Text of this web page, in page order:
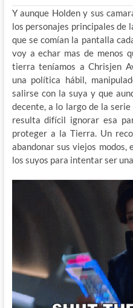
Y aunque Holden y sus
los personajes principales de
que se comían la pantalla
voy a echar mas de menos
tierra teníamos a Chrisjen
una política hábil,
salirse con la suya y que
decente, a lo largo de la
resulta difícil ignorar esa
proteger a la Tierra. Un
abandonar sus viejos modos,
los suyos para intentar ser